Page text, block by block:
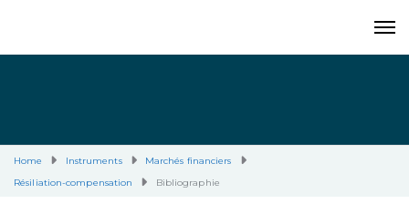
Home Instruments
Marchés financiers
Résiliation-compensation
Bibliographie